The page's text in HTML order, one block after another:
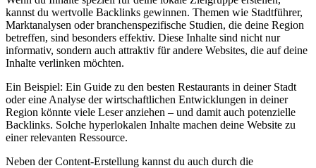
kannst du wertvolle Backlinks gewinnen. Themen wie Stadtführer,
Marktanalysen oder branchenspezifische Studien, die deine Region
betreffen, sind besonders effektiv. Diese Inhalte sind nicht nur
informativ, sondern auch attraktiv für andere Websites, die auf deine
Inhalte verlinken möchten.
Ein Beispiel: Ein Guide zu den besten Restaurants in deiner Stadt
oder eine Analyse der wirtschaftlichen Entwicklungen in deiner
Region könnte viele Leser anziehen – und damit auch potenzielle
Backlinks. Solche hyperlokalen Inhalte machen deine Website zu
einer relevanten Ressource.
Neben der Content-Erstellung kannst du auch durch die